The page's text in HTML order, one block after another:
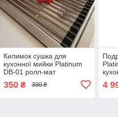
Килимок сушка для
кухонної мийки Platinum
DB-01 ролл-мат
350₴ 390 ₴ 4